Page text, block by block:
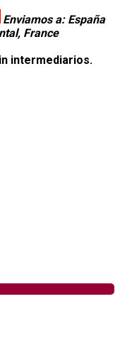
Enviamos a: España
France
intermediarios.